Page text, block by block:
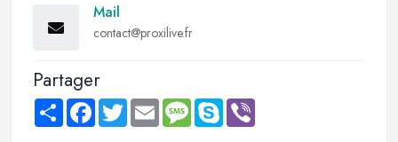
Mail
contact@proxilive.fr
Partager
Share FacebookTwitter Email MessageSkype